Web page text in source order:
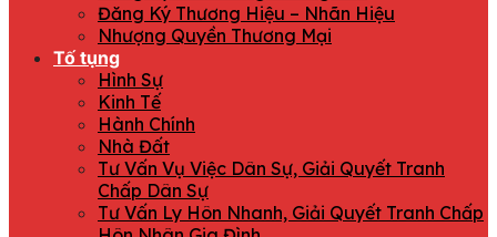
Đăng Ký Thương Hiệu – Nhãn Hiệu
Nhượng Quyền Thương Mại
Tố tụng
Hình Sự
Kinh Tế
Hành Chính
Nhà Đất
Tư Vấn Vụ Việc Dân Sự, Giải Quyết Tranh
Chấp Dân Sự
Tư Vấn Ly Hôn Nhanh, Giải Quyết Tranh Chấp